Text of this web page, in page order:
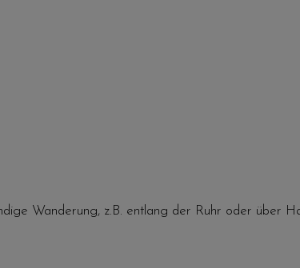
Wanderung, z.B. entlang der Ruhr oder über